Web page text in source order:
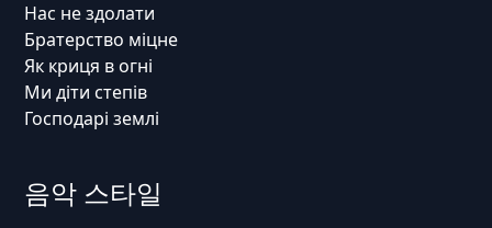
Нас не здолати
Братерство міцне
Як криця в огні
Ми діти степів
Господарі землі
음악 스타일